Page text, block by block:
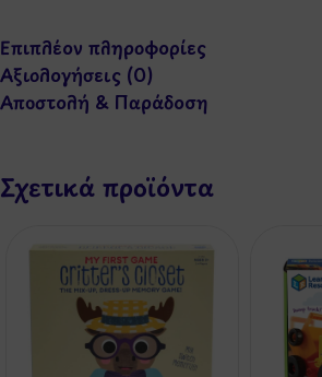
Επιπλέον πληροφορίες
Αξιολογήσεις (0)
Αποστολή & Παράδοση
Σχετικά προϊόντα